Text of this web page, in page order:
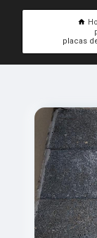
placas